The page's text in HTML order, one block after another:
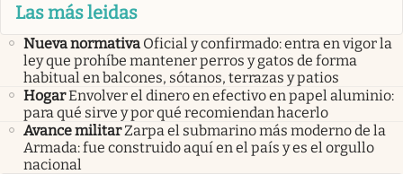
Las más leidas
Nueva normativa Oficial y confirmado: entra en vigor la
ley que prohíbe mantener perros y gatos de forma
habitual en balcones, sótanos, terrazas y patios
HogarEnvolver el dinero en efectivo en papel aluminio:
para qué sirve y por qué recomiendan hacerlo
Avance militarZarpa el submarino más moderno de la
Armada: fue construido aquí en el país y es el orgullo
nacional